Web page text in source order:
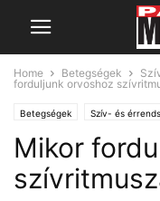
Home Betegségek
forduljunk orvoshoz
Betegségek Szív- és
Mikor